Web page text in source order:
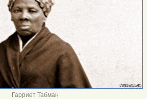
Гарриет Табман